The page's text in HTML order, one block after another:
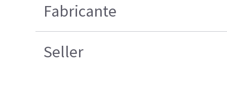
Fabricante
Seller